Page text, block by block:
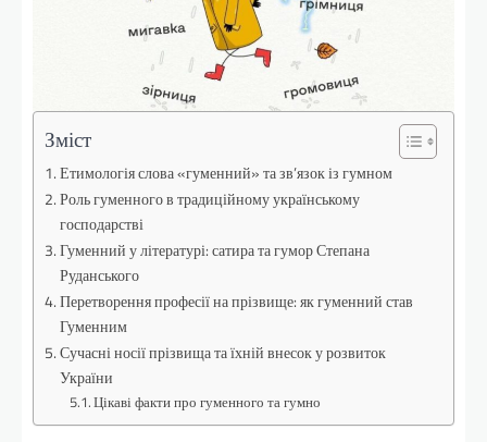
Зміст
Етимологія слова «гуменний» та зв’язок із гумном
Роль гуменного в традиційному українському
господарстві
Гуменний у літературі: сатира та гумор Степана
Руданського
Перетворення професії на прізвище: як гуменний став
Гуменним
Сучасні носії прізвища та їхній внесок у розвиток
України
Цікаві факти про гуменного та гумно